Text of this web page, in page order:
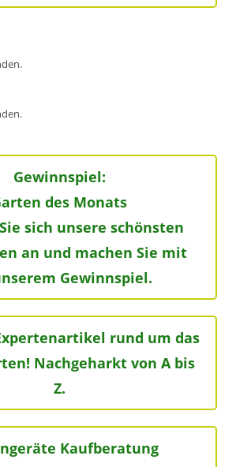
Gewinnspiel:
des Monats
sich unsere schönsten
an und machen Sie mit
Gewinnspiel.
rund um das
Nachgeharkt von A bis
Z.
Kaufberatung